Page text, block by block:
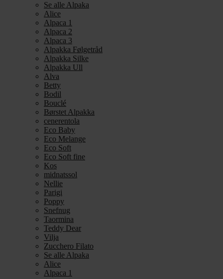
Se alle Alpaka
Alice
Alpaca 1
Alpaca 2
Alpaca 3
Alpakka Følgetråd
Alpakka Silke
Alpakka Ull
Alva
Betty
Bodil
Bouclé
Børstet Alpakka
cenerentola
Eco Baby
Eco Melange
Eco Soft
Eco Soft fine
Kos
midnatssol
Nellie
Parigi
Poppy
Snefnug
Taormina
Teddy Dear
Vilja
Zucchero Filato
Se alle Alpaka
Alice
Alpaca 1